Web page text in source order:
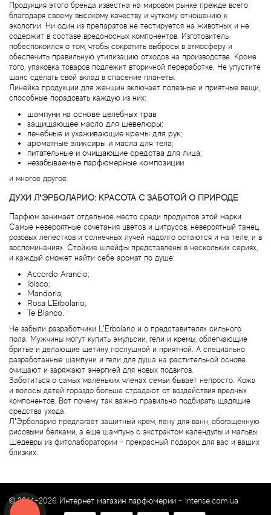
Продукция этого бренда известна на мировом рынке прежде всего
благодаря своему высокому качеству и чуткому отношению к
экологии. Ни один из препаратов не тестируется на животных и не
содержит в составе вредоносных компонентов. Изготовитель
побеспокоился о том, чтобы сократить выбросы в атмосферу и
обеспечить правильную утилизацию отходов на производстве. Кроме
того, упаковка товаров подлежит вторичной переработке. Не упустите
шанс сделать свой вклад в спасение планеты.
Линейка продукции для женщин включает полезные и приятные вещи,
способные порадовать каждую из них:
шампуни на основе целебных трав
защищающее масло для шевелюры;
лечебные и ухаживающие кремы для рук;
ароматные эликсиры и масла для тела;
питательные и очищающие средства для лица;
незабываемые парфюмерные композиции
и многое другое.
ДУХИ Л’ЭРБОЛАРИО: КРАСОТА С ЗАБОТОЙ О ПРИРОДЕ
Парфюм занимает отдельное место среди продуктов этой марки.
Самые невероятные сочетания цветов и цитрусов, невероятный танец
розовых лепестков и солнечных лучей надолго остаются и на теле, и в
воспоминаниях. Стойкие шлейфы представлены в нескольких сериях,
и каждый сможет найти себе аромат по душе:
Accordo Arancio;
Ibisco;
Mandorla;
Rosa L'Erbolario;
Te Bianco.
Не забыли разработчики L’Erbolario и о представителях сильного
пола. Мужчины могут купить эмульсии, гели и кремы, облегчающие
бритье и делающие щетину послушной и приятной. А специально
разработанные шампуни и гели для душа на растительной основе
очищают и заряжают энергией для новых подвигов.
Заботиться о самых маленьких членах семьи бывает непросто. Кожа
и волосы детей гораздо больше страдают от воздействия вредных
компонентов. Вот почему так важно правильно подбирать щадящие
средства ухода.
Л’Эрболарио предлагает защитный крем, пену для ванн, обогащенную
рисовыми белками, а еще шампунь с экстрактом календулы и мальвы.
Шедевры из фитолаборатории - прекрасный подарок для вас и ваших
близких.
© 2014-2026 Интернет магазин парфюмерии - Intense.com.ua
Brioni
Britney Spears
Brooks Brothers
Bruno Banani
Brut
Burberry
Bvlgari
Byblos
Byredo
Cacharel
Cafe Parfums
Cale Fragranze d'Autore
Calvin Klein
Calypso Christiane Celle
Canali
Carner Barcelona